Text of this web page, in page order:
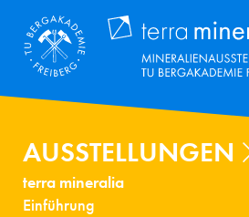
Inhalt
AUSSTELLUNGEN
terra mineralia
Einführung